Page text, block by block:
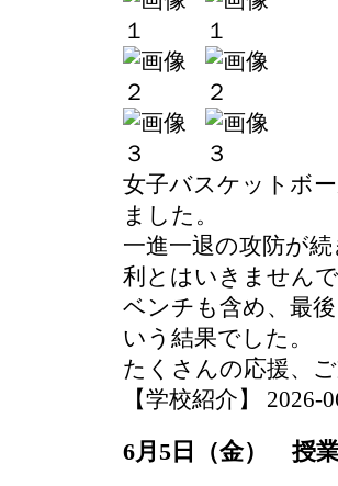
女子バスケットボ
ました。
一進一退の攻防が
利とはいきません
ベンチも含め、最
いう結果でした。
たくさんの応援、
【学校紹介】 2026-
6月5日（金） 授